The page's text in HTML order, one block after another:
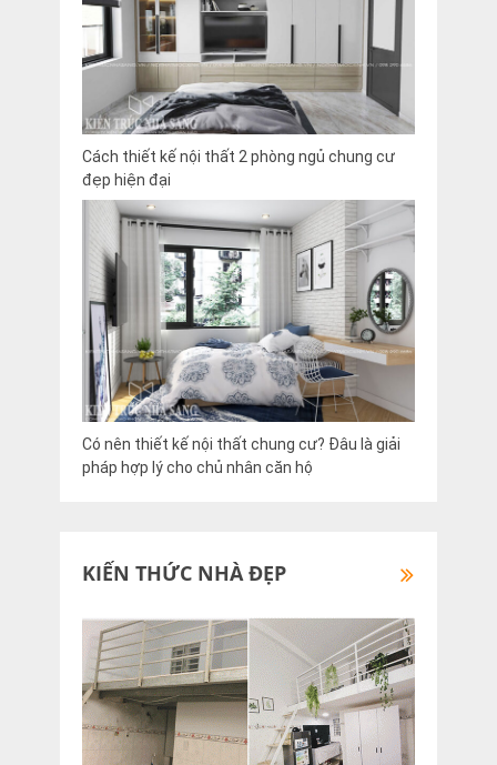
Cách thiết kế nội thất 2 phòng ngủ chung cư
đẹp hiện đại
Có nên thiết kế nội thất chung cư? Đâu là giải
pháp hợp lý cho chủ nhân căn hộ
KIẾN THỨC NHÀ ĐẸP